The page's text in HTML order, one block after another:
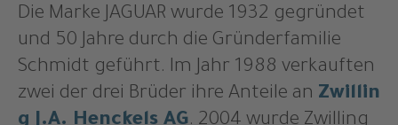
Die Marke JAGUAR wurde 1932 gegründet
und 50 Jahre durch die Gründerfamilie
Schmidt geführt. Im Jahr 1988 verkauften
zwei der drei Brüder ihre Anteile an Zwillin